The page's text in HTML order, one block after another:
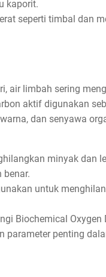
kaporit.
seperti timbal dan
air limbah sering
aktif digunakan
dan senyawa
minyak dan
untuk
Biochemical Oxygen
parameter penting